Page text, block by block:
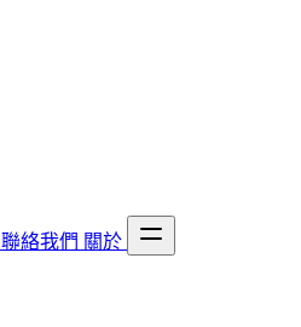
聯絡我們 關於